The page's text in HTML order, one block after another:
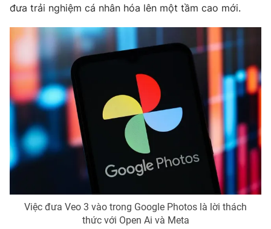
VTV Sức khoẻ Bất động sản
Thị trường 24h Tấm lòng Việt
VTV4 Vươn mình bằng AI
VTV9 VTV8
Liên hệ tòa soạn English
đưa trải nghiệm cá nhân hóa lên một tầm cao mới.
Việc đưa Veo 3 vào trong Google Photos là lời thách
thức với Open Ai và Meta